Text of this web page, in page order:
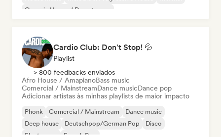
Organic House / Downtempo
Cardio Club: Don't Stop! 💦
Playlist
> 800 feedbacks enviados
Afro House / AmapianoBass music
Comercial / MainstreamDance musicDance pop
Adicionar artistas às minhas playlists de maior impacto
Phonk Comercial / Mainstream
Dance music
Deep house
Deutschpop/German Pop
Disco
Electropop
French Pop